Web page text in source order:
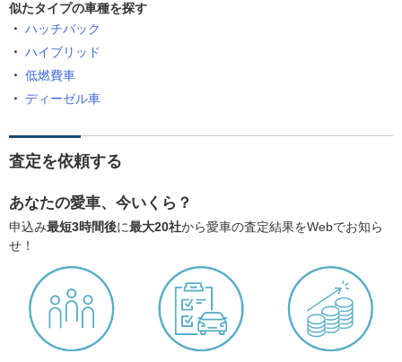
似たタイプの車種を探す
ハッチバック
ハイブリッド
低燃費車
ディーゼル車
査定を依頼する
あなたの愛車、今いくら？
申込み最短3時間後に最大20社から愛車の査定結果をWebでお知ら
せ！